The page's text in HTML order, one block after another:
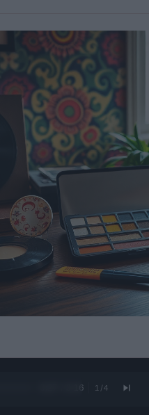
0:28 / 3:16 1 /4